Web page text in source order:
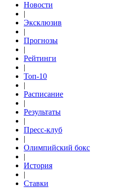
Новости
|
Эксклюзив
|
Прогнозы
|
Рейтинги
|
Топ-10
|
Расписание
|
Результаты
|
Пресс-клуб
|
Олимпийский бокс
|
История
|
Ставки